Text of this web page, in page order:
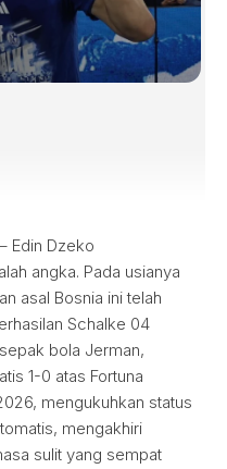
Edin Dzeko
angka. Pada usianya
asal Bosnia ini telah
Schalke 04
bola Jerman,
1-0 atas Fortuna
mengukuhkan status
mengakhiri
sulit yang sempat